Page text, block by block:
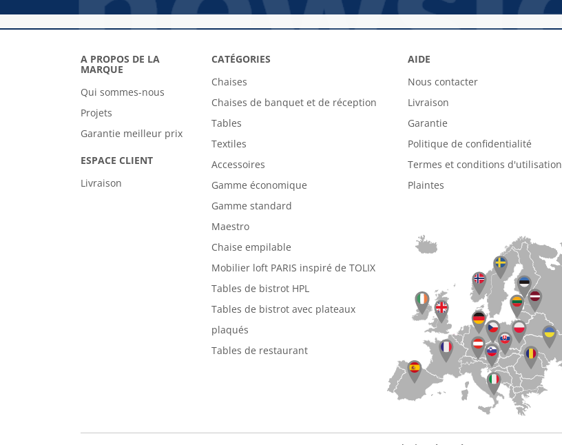
A PROPOS DE LA
MARQUE
Qui sommes-nous
Projets
Garantie meilleur prix
ESPACE CLIENT
Livraison
CATÉGORIES
Chaises
Chaises de banquet et de réception
Tables
Textiles
Accessoires
Gamme économique
Gamme standard
Maestro
Chaise empilable
Mobilier loft PARIS inspiré de TOLIX
Tables de bistrot HPL
Tables de bistrot avec plateaux
plaqués
Tables de restaurant
AIDE
Nous contacter
Livraison
Garantie
Politique de confidentialité
Termes et conditions d'utilisation
Plaintes